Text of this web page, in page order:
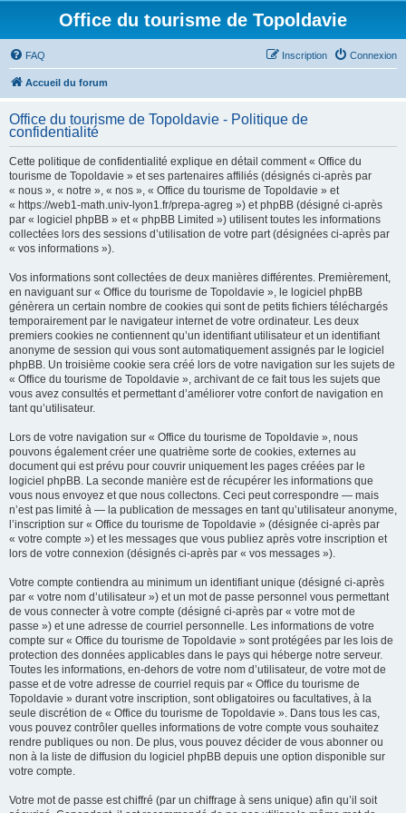
Office du tourisme de Topoldavie
FAQ Connexion
Inscription
Accueil du forum
Office du tourisme de Topoldavie - Politique de
confidentialité
Cette politique de confidentialité explique en détail comment « Office du
tourisme de Topoldavie » et ses partenaires affiliés (désignés ci-après par
« nous », « notre », « nos », « Office du tourisme de Topoldavie » et
« https://web1-math.univ-lyon1.fr/prepa-agreg ») et phpBB (désigné ci-après
par « logiciel phpBB » et « phpBB Limited ») utilisent toutes les informations
collectées lors des sessions d’utilisation de votre part (désignées ci-après par
« vos informations »).
Vos informations sont collectées de deux manières différentes. Premièrement,
en naviguant sur « Office du tourisme de Topoldavie », le logiciel phpBB
génèrera un certain nombre de cookies qui sont de petits fichiers téléchargés
temporairement par le navigateur internet de votre ordinateur. Les deux
premiers cookies ne contiennent qu’un identifiant utilisateur et un identifiant
anonyme de session qui vous sont automatiquement assignés par le logiciel
phpBB. Un troisième cookie sera créé lors de votre navigation sur les sujets de
« Office du tourisme de Topoldavie », archivant de ce fait tous les sujets que
vous avez consultés et permettant d’améliorer votre confort de navigation en
tant qu’utilisateur.
Lors de votre navigation sur « Office du tourisme de Topoldavie », nous
pouvons également créer une quatrième sorte de cookies, externes au
document qui est prévu pour couvrir uniquement les pages créées par le
logiciel phpBB. La seconde manière est de récupérer les informations que
vous nous envoyez et que nous collectons. Ceci peut correspondre — mais
n’est pas limité à — la publication de messages en tant qu’utilisateur anonyme,
l’inscription sur « Office du tourisme de Topoldavie » (désignée ci-après par
« votre compte ») et les messages que vous publiez après votre inscription et
lors de votre connexion (désignés ci-après par « vos messages »).
Votre compte contiendra au minimum un identifiant unique (désigné ci-après
par « votre nom d’utilisateur ») et un mot de passe personnel vous permettant
de vous connecter à votre compte (désigné ci-après par « votre mot de
passe ») et une adresse de courriel personnelle. Les informations de votre
compte sur « Office du tourisme de Topoldavie » sont protégées par les lois de
protection des données applicables dans le pays qui héberge notre serveur.
Toutes les informations, en-dehors de votre nom d’utilisateur, de votre mot de
passe et de votre adresse de courriel requis par « Office du tourisme de
Topoldavie » durant votre inscription, sont obligatoires ou facultatives, à la
seule discrétion de « Office du tourisme de Topoldavie ». Dans tous les cas,
vous pouvez contrôler quelles informations de votre compte vous souhaitez
rendre publiques ou non. De plus, vous pouvez décider de vous abonner ou
non à la liste de diffusion du logiciel phpBB depuis une option disponible sur
votre compte.
Votre mot de passe est chiffré (par un chiffrage à sens unique) afin qu’il soit